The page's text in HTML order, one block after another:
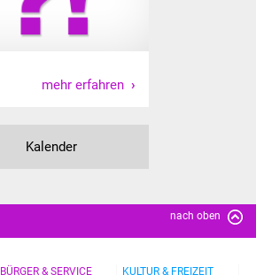
IKG Auen
Öffentliche
mehr erfahren
Kalender
nach oben
BÜRGER & SERVICE KULTUR & FREIZEIT